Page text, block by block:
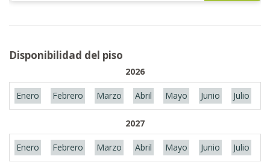
Disponibilidad del piso
2026
Enero Febrero Marzo Abril Mayo Junio Julio
2027
Enero Febrero Marzo Abril Mayo Junio Julio